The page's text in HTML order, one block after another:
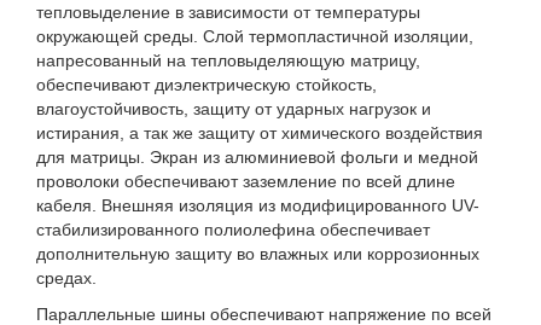
тепловыделение в зависимости от температуры
окружающей среды. Слой термопластичной изоляции,
напресованный на тепловыделяющую матрицу,
обеспечивают диэлектрическую стойкость,
влагоустойчивость, защиту от ударных нагрузок и
истирания, а так же защиту от химического воздействия
для матрицы. Экран из алюминиевой фольги и медной
проволоки обеспечивают заземление по всей длине
кабеля. Внешняя изоляция из модифицированного UV-
стабилизированного полиолефина обеспечивает
дополнительную защиту во влажных или коррозионных
средах.
Параллельные шины обеспечивают напряжение по всей